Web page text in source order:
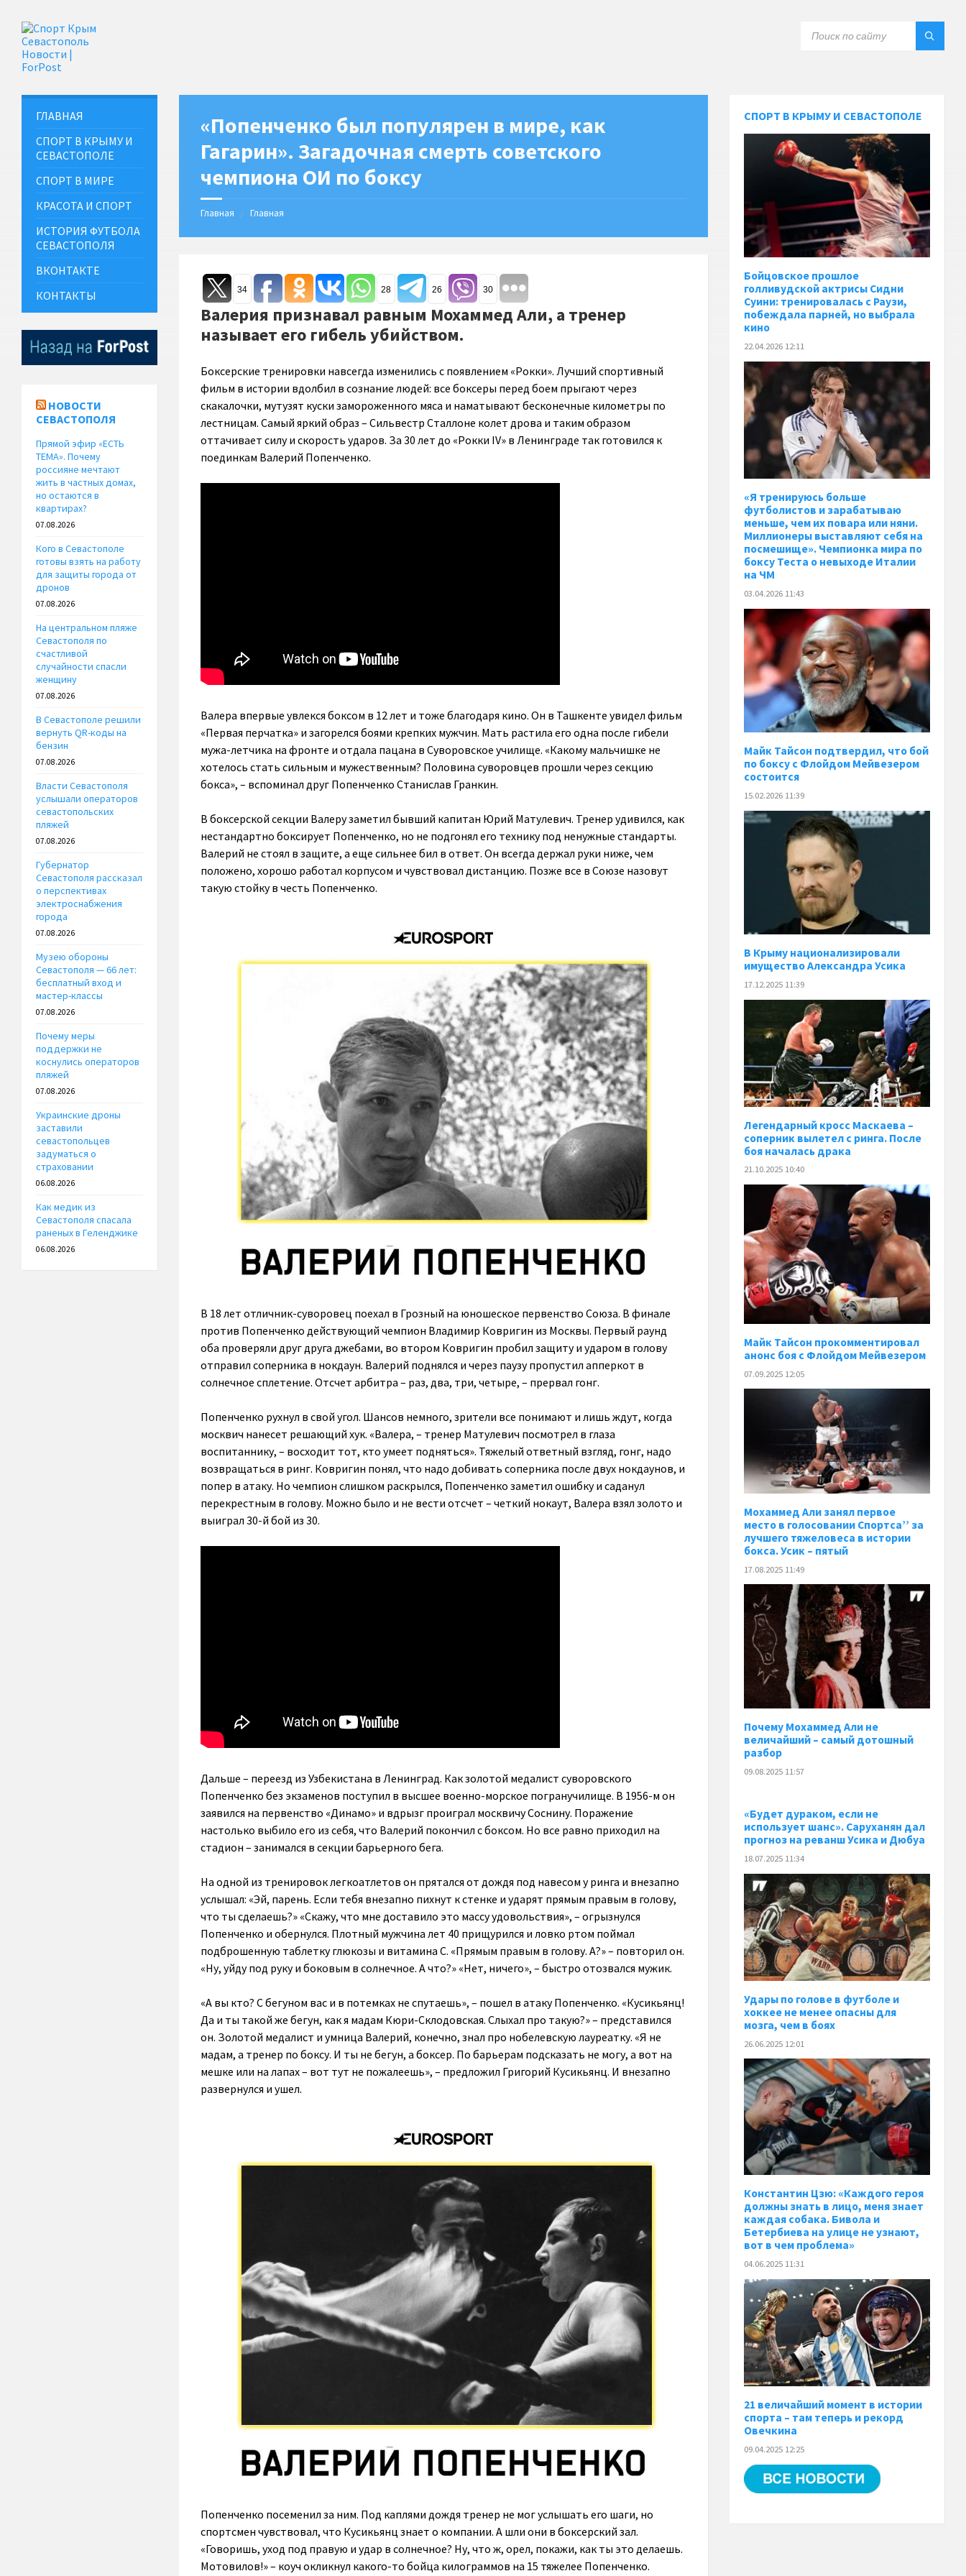
«Попенченко был популярен в мире, как
Гагарин». Загадочная смерть советского
чемпиона ОИ по боксу
Главная Главная
34 28 26 30
Валерия признавал равным Мохаммед Али, а тренер
называет его гибель убийством.
Боксерские тренировки навсегда изменились с появлением «Рокки». Лучший спортивный
фильм в истории вдолбил в сознание людей: все боксеры перед боем прыгают через
скакалочки, мутузят куски замороженного мяса и наматывают бесконечные километры по
лестницам. Самый яркий образ – Сильвестр Сталлоне колет дрова и таким образом
оттачивает силу и скорость ударов. За 30 лет до «Рокки IV» в Ленинграде так готовился к
поединкам Валерий Попенченко.
Валера впервые увлекся боксом в 12 лет и тоже благодаря кино. Он в Ташкенте увидел фильм
«Первая перчатка» и загорелся боями крепких мужчин. Мать растила его одна после гибели
мужа-летчика на фронте и отдала пацана в Суворовское училище. «Какому мальчишке не
хотелось стать сильным и мужественным? Половина суворовцев прошли через секцию
бокса», – вспоминал друг Попенченко Станислав Гранкин.
В боксерской секции Валеру заметил бывший капитан Юрий Матулевич. Тренер удивился, как
нестандартно боксирует Попенченко, но не подгонял его технику под ненужные стандарты.
Валерий не стоял в защите, а еще сильнее бил в ответ. Он всегда держал руки ниже, чем
положено, хорошо работал корпусом и чувствовал дистанцию. Позже все в Союзе назовут
такую стойку в честь Попенченко.
В 18 лет отличник-суворовец поехал в Грозный на юношеское первенство Союза. В финале
против Попенченко действующий чемпион Владимир Ковригин из Москвы. Первый раунд
оба проверяли друг друга джебами, во втором Ковригин пробил защиту и ударом в голову
отправил соперника в нокдаун. Валерий поднялся и через паузу пропустил апперкот в
солнечное сплетение. Отсчет арбитра – раз, два, три, четыре, – прервал гонг.
Попенченко рухнул в свой угол. Шансов немного, зрители все понимают и лишь ждут, когда
москвич нанесет решающий хук. «Валера, – тренер Матулевич посмотрел в глаза
воспитаннику, – восходит тот, кто умеет подняться». Тяжелый ответный взгляд, гонг, надо
возвращаться в ринг. Ковригин понял, что надо добивать соперника после двух нокдаунов, и
попер в атаку. Но чемпион слишком раскрылся, Попенченко заметил ошибку и саданул
перекрестным в голову. Можно было и не вести отсчет – четкий нокаут, Валера взял золото и
выиграл 30-й бой из 30.
Дальше – переезд из Узбекистана в Ленинград. Как золотой медалист суворовского
Попенченко без экзаменов поступил в высшее военно-морское погранучилище. В 1956-м он
заявился на первенство «Динамо» и вдрызг проиграл москвичу Соснину. Поражение
настолько выбило его из себя, что Валерий покончил с боксом. Но все равно приходил на
стадион – занимался в секции барьерного бега.
На одной из тренировок легкоатлетов он прятался от дождя под навесом у ринга и внезапно
услышал: «Эй, парень. Если тебя внезапно пихнут к стенке и ударят прямым правым в голову,
что ты сделаешь?» «Скажу, что мне доставило это массу удовольствия», – огрызнулся
Попенченко и обернулся. Плотный мужчина лет 40 прищурился и ловко ртом поймал
подброшенную таблетку глюкозы и витамина C. «Прямым правым в голову. А?» – повторил он.
«Ну, уйду под руку и боковым в солнечное. А что?» «Нет, ничего», – быстро отозвался мужик.
«А вы кто? С бегуном вас и в потемках не спутаешь», – пошел в атаку Попенченко. «Кусикьянц!
Да и ты такой же бегун, как я мадам Кюри-Склодовская. Слыхал про такую?» – представился
он. Золотой медалист и умница Валерий, конечно, знал про нобелевскую лауреатку. «Я не
мадам, а тренер по боксу. И ты не бегун, а боксер. По барьерам подсказать не могу, а вот на
мешке или на лапах – вот тут не пожалеешь», – предложил Григорий Кусикьянц. И внезапно
развернулся и ушел.
Попенченко посеменил за ним. Под каплями дождя тренер не мог услышать его шаги, но
спортсмен чувствовал, что Кусикьянц знает о компании. А шли они в боксерский зал.
«Говоришь, уход под правую и удар в солнечное? Ну, что ж, орел, покажи, как ты это делаешь.
Мотовилов!» – коуч окликнул какого-то бойца килограммов на 15 тяжелее Попенченко.
ГЛАВНАЯ
СПОРТ В КРЫМУ И
СЕВАСТОПОЛЕ
СПОРТ В МИРЕ
КРАСОТА И СПОРТ
ИСТОРИЯ ФУТБОЛА
СЕВАСТОПОЛЯ
ВКОНТАКТЕ
КОНТАКТЫ
НОВОСТИ
СЕВАСТОПОЛЯ
Прямой эфир «ЕСТЬ
ТЕМА». Почему
россияне мечтают
жить в частных домах,
но остаются в
квартирах?
07.08.2026
Кого в Севастополе
готовы взять на работу
для защиты города от
дронов
07.08.2026
На центральном пляже
Севастополя по
счастливой
случайности спасли
женщину
07.08.2026
В Севастополе решили
вернуть QR-коды на
бензин
07.08.2026
Власти Севастополя
услышали операторов
севастопольских
пляжей
07.08.2026
Губернатор
Севастополя рассказал
о перспективах
электроснабжения
города
07.08.2026
Музею обороны
Севастополя — 66 лет:
бесплатный вход и
мастер-классы
07.08.2026
Почему меры
поддержки не
коснулись операторов
пляжей
07.08.2026
Украинские дроны
заставили
севастопольцев
задуматься о
страховании
06.08.2026
Как медик из
Севастополя спасала
раненых в Геленджике
06.08.2026
СПОРТ В КРЫМУ И СЕВАСТОПОЛЕ
Бойцовское прошлое
голливудской актрисы Сидни
Суини: тренировалась с Раузи,
побеждала парней, но выбрала
кино
22.04.2026 12:11
«Я тренируюсь больше
футболистов и зарабатываю
меньше, чем их повара или няни.
Миллионеры выставляют себя на
посмешище». Чемпионка мира по
боксу Теста о невыходе Италии
на ЧМ
03.04.2026 11:43
Майк Тайсон подтвердил, что бой
по боксу с Флойдом Мейвезером
состоится
15.02.2026 11:39
В Крыму национализировали
имущество Александра Усика
17.12.2025 11:39
Легендарный кросс Маскаева –
соперник вылетел с ринга. После
боя началась драка
21.10.2025 10:40
Майк Тайсон прокомментировал
анонс боя с Флойдом Мейвезером
07.09.2025 12:05
Мохаммед Али занял первое
место в голосовании Спортса’’ за
лучшего тяжеловеса в истории
бокса. Усик – пятый
17.08.2025 11:49
Почему Мохаммед Али не
величайший – самый дотошный
разбор
09.08.2025 11:57
«Будет дураком, если не
использует шанс». Саруханян дал
прогноз на реванш Усика и Дюбуа
18.07.2025 11:34
Удары по голове в футболе и
хоккее не менее опасны для
мозга, чем в боях
26.06.2025 12:01
Константин Цзю: «Каждого героя
должны знать в лицо, меня знает
каждая собака. Бивола и
Бетербиева на улице не узнают,
вот в чем проблема»
04.06.2025 11:31
21 величайший момент в истории
спорта – там теперь и рекорд
Овечкина
09.04.2025 12:25